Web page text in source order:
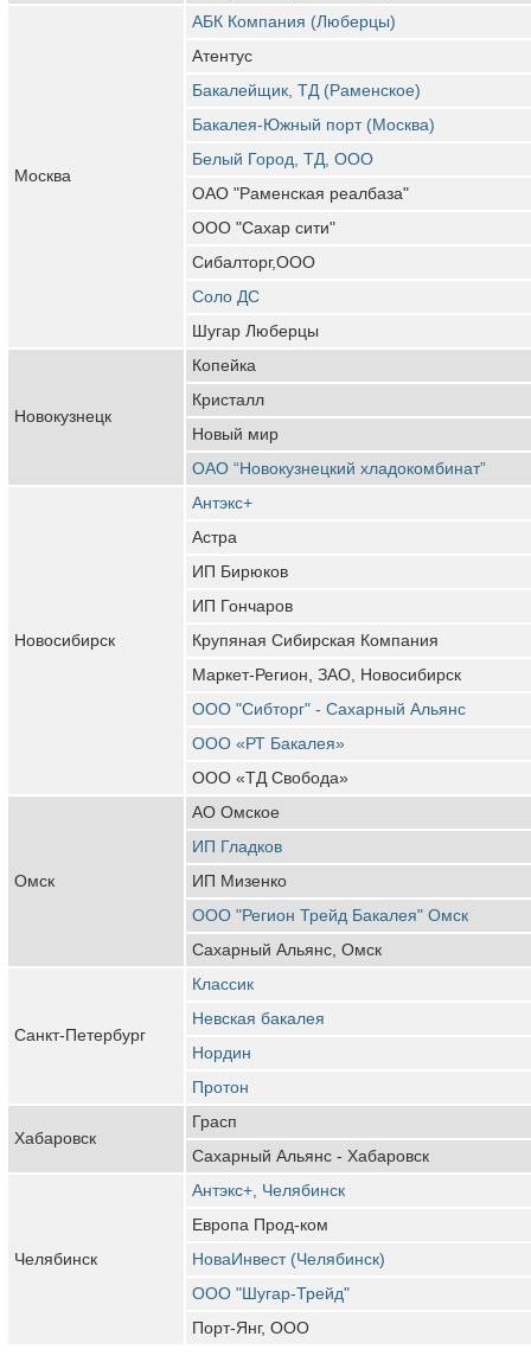
Москва
АБК Компания (Люберцы)
Атентус
Бакалейщик, ТД (Раменское)
Бакалея-Южный порт (Москва)
Белый Город, ТД, ООО
ОАО "Раменская реалбаза"
ООО "Сахар сити"
Сибалторг,ООО
Соло ДС
Шугар Люберцы
Новокузнецк
Копейка
Кристалл
Новый мир
ОАО “Новокузнецкий хладокомбинат”
Новосибирск
Антэкс+
Астра
ИП Бирюков
ИП Гончаров
Крупяная Сибирская Компания
Маркет-Регион, ЗАО, Новосибирск
ООО "Сибторг" - Сахарный Альянс
ООО «РТ Бакалея»
ООО «ТД Свобода»
Омск
АО Омское
ИП Гладков
ИП Мизенко
ООО "Регион Трейд Бакалея" Омск
Сахарный Альянс, Омск
Санкт-Петербург
Классик
Невская бакалея
Нордин
Протон
Хабаровск
Грасп
Сахарный Альянс - Хабаровск
Челябинск
Антэкс+, Челябинск
Европа Прод-ком
НоваИнвест (Челябинск)
ООО "Шугар-Трейд"
Порт-Янг, ООО